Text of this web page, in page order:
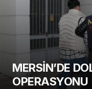
MERSİN’DE
OPERASYONU